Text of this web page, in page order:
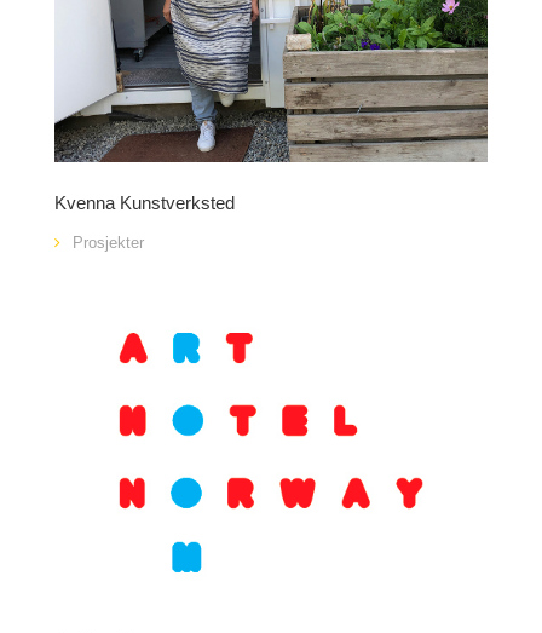
Kvenna Kunstverksted
Prosjekter